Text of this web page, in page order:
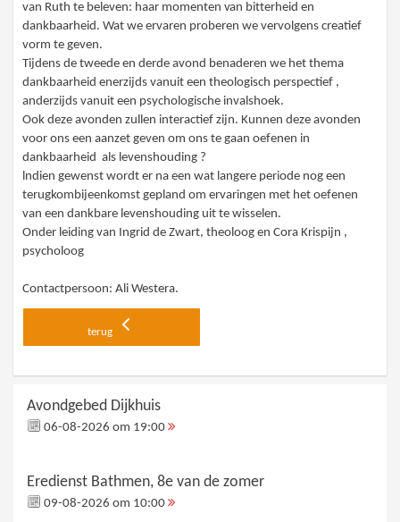
van Ruth te beleven: haar momenten van bitterheid en
dankbaarheid. Wat we ervaren proberen we vervolgens creatief
vorm te geven.
Tijdens de tweede en derde avond benaderen we het thema
dankbaarheid enerzijds vanuit een theologisch perspectief ,
anderzijds vanuiteen psychologische invalshoek.
Ook deze avonden zullen interactief zijn. Kunnen deze avonden
voor ons een aanzet geven om ons te gaan oefenen in
dankbaarheid als levenshouding ?
lndien gewenst wordt er na een wat langere periode nog een
terugkombijeenkomst gepland om ervaringen met het oefenen
van een dankbare levenshouding uit te wisselen.
Onder leiding van Ingrid de Zwart, theoloog en Cora Krispijn ,
psycholoog
Contactpersoon: Ali Westera.
terug
Avondgebed Dijkhuis
06-08-2026 om 19:00
Eredienst Bathmen, 8e van de zomer
09-08-2026 om 10:00